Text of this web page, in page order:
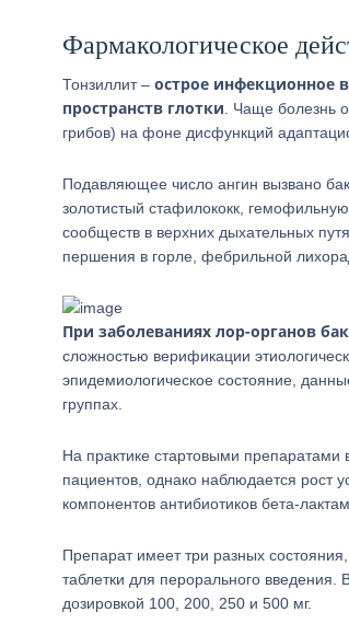
Фармакологическое
Тонзиллит – острое инфекционное
пространств глотки . Чаще болезнь
грибов) на фоне дисфункций
Подавляющее число ангин вызвано
золотистый стафилококк,
сообществ в верхних дыхательных
першения в горле, фебрильной
При заболеваниях лор-органов
сложностью верификации
эпидемиологическое состояние,
группах.
На практике стартовыми
пациентов, однако наблюдается рост
компонентов антибиотиков бета-
Препарат имеет три разных
таблетки для перорального введения.
дозировкой 100, 200, 250 и 500 мг.